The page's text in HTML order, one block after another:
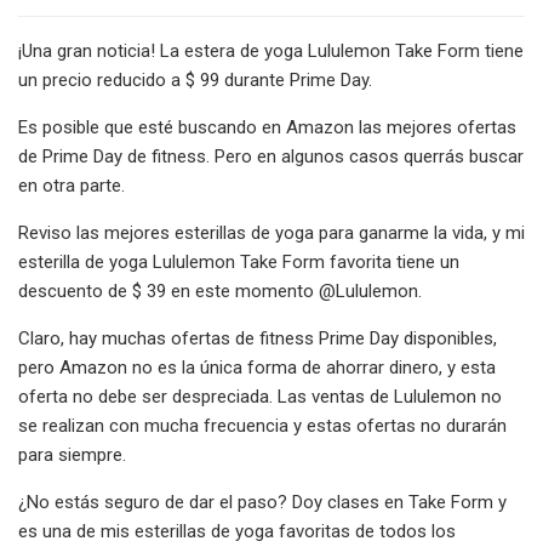
¡Una gran noticia! La estera de yoga Lululemon Take Form tiene
un precio reducido a $ 99 durante Prime Day.
Es posible que esté buscando en Amazon las mejores ofertas
de Prime Day de fitness. Pero en algunos casos querrás buscar
en otra parte.
Reviso las mejores esterillas de yoga para ganarme la vida, y mi
esterilla de yoga Lululemon Take Form favorita tiene un
descuento de $ 39 en este momento @Lululemon.
Claro, hay muchas ofertas de fitness Prime Day disponibles,
pero Amazon no es la única forma de ahorrar dinero, y esta
oferta no debe ser despreciada. Las ventas de Lululemon no
se realizan con mucha frecuencia y estas ofertas no durarán
para siempre.
¿No estás seguro de dar el paso? Doy clases en Take Form y
es una de mis esterillas de yoga favoritas de todos los